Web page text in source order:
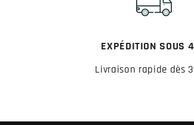
EXPÉDITION SOUS
Livraison rapide dès